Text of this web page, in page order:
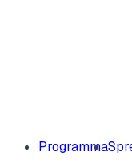
Programma